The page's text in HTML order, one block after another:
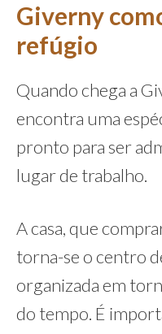
Giverny
refúgio
Quando chega a
encontra uma
pronto para ser
lugar de trabalho.
A casa, que
torna-se o centro
organizada em
do tempo. É